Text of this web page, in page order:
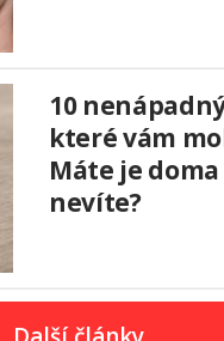
10
které vám
Máte je
nevíte?